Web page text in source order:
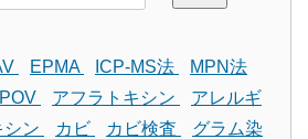
EPMA ICP-MS法
MPN法
POV アフラトキシン
アレルギ
シン カビ カビ検査
グラム染